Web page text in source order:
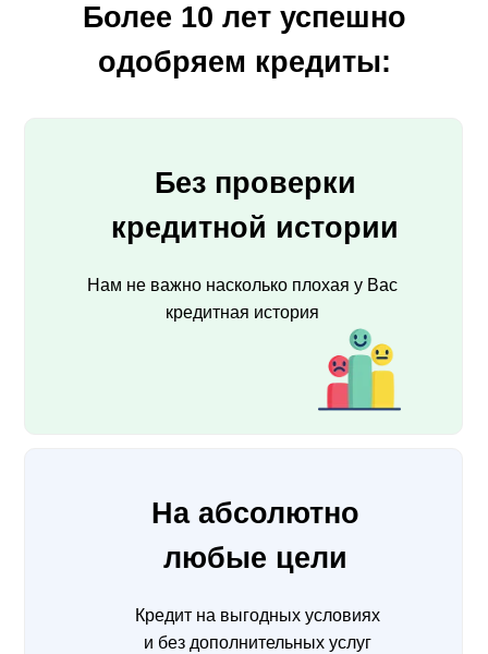
Без проверки
кредитной истории
Нам не важно насколько плохая у Вас
кредитная история
На абсолютно
любые цели
Кредит на выгодных условиях
и без дополнительных услуг
Более 10 лет успешно
одобряем кредиты: